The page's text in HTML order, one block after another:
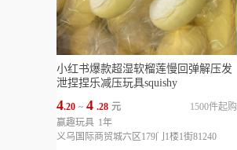
小红书爆款超湿软榴莲慢回弹解压发
泄捏捏乐减压玩具squishy
4.20 ~ 4 .28 元
1500件起购
赢趣玩具 1年
义乌国际商贸城六区179门1楼1街81240